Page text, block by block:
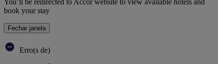
book your stay
Fechar janela
Erro(s de)